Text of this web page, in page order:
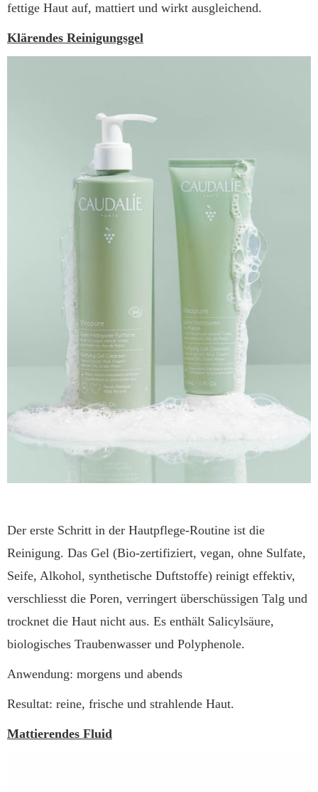
fettige Haut auf, mattiert und wirkt ausgleichend.
Klärendes Reinigungsgel
Der erste Schritt in der Hautpflege-Routine ist die
Reinigung. Das Gel (Bio-zertifiziert, vegan, ohne Sulfate,
Seife, Alkohol, synthetische Duftstoffe) reinigt effektiv,
verschliesst die Poren, verringert überschüssigen Talg und
trocknet die Haut nicht aus. Es enthält Salicylsäure,
biologisches Traubenwasser und Polyphenole.
Anwendung: morgens und abends
Resultat: reine, frische und strahlende Haut.
Mattierendes Fluid